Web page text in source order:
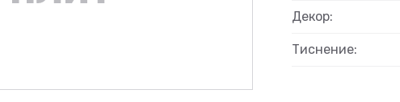
Декор:
Тиснение: